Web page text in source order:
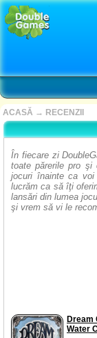
ACASĂ → RECENZII
În fiecare zi
toate părerile pro şi
jocuri înainte ca
lucrăm ca să îţi
lansări din lumea
şi vrem să vi le
Dream
Water